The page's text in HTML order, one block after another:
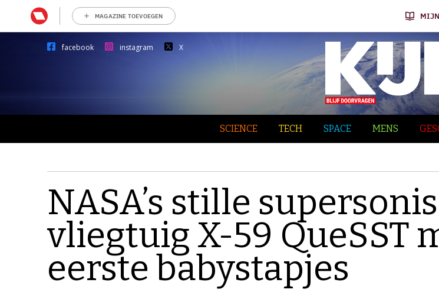
MAGAZINE TOEVOEGEN
facebook instagram X
SCIENCE TECH SPACE MENS
NASA’s stille
vliegtuig X-59 QueSST
eerste babystapjes